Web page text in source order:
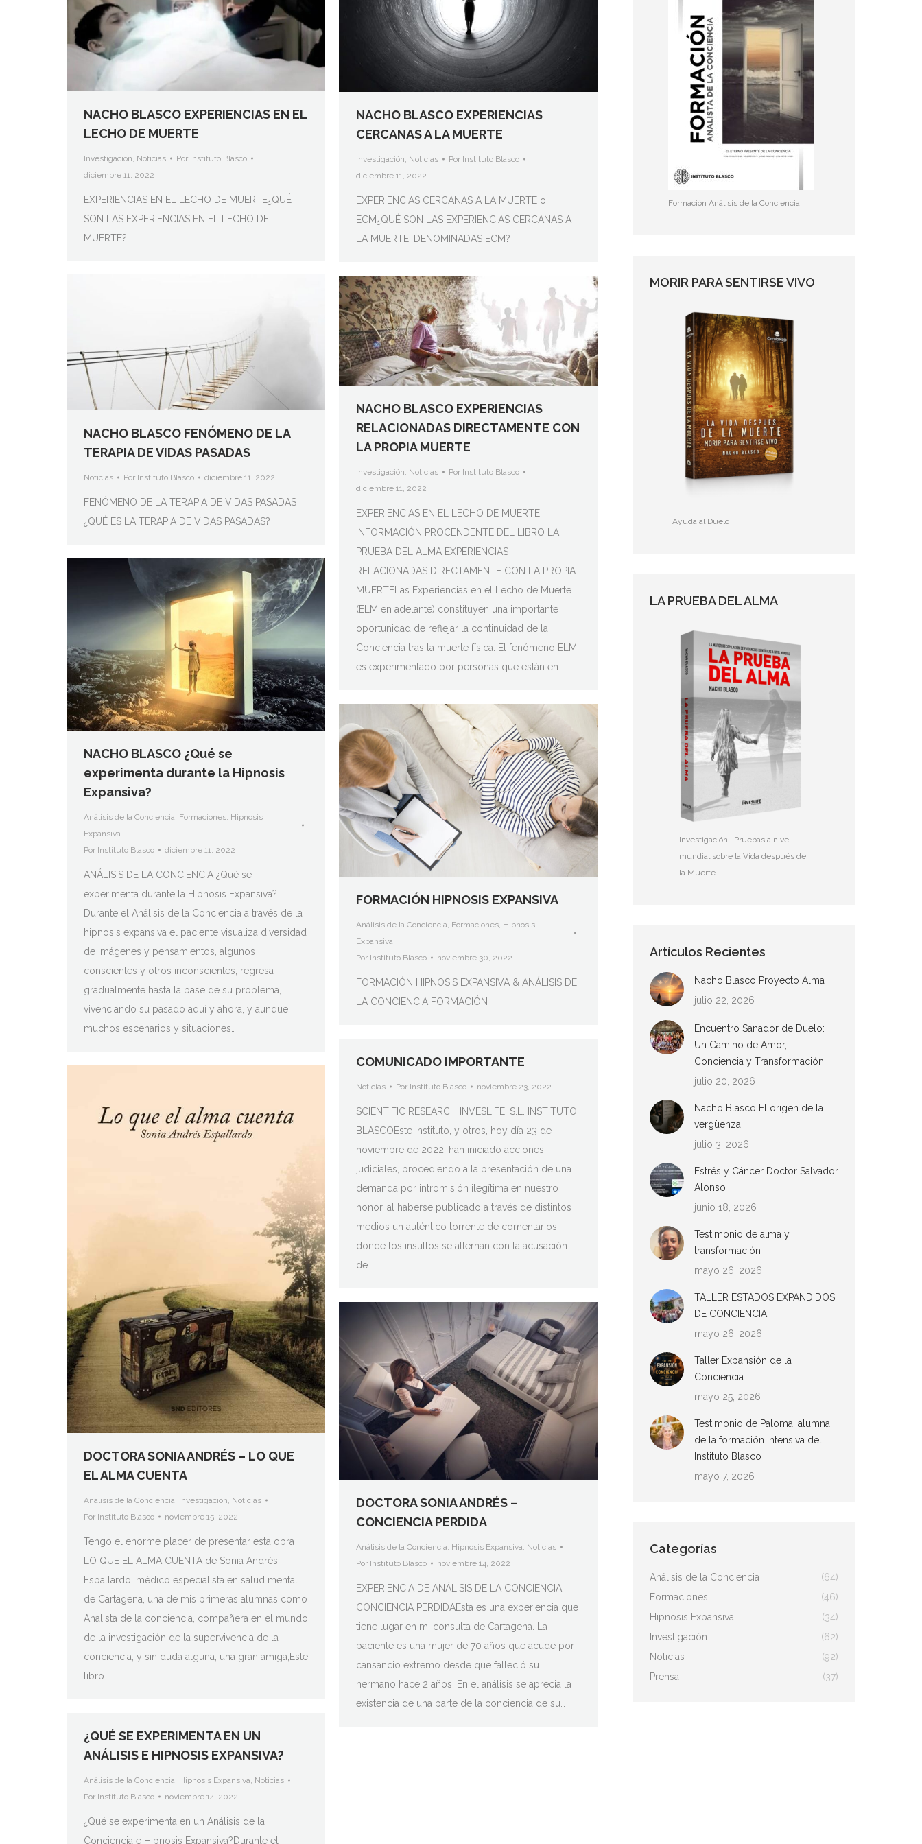
NACHO BLASCO EXPERIENCIAS EN EL
LECHO DE MUERTE
Investigación Noticias Por Instituto Blasco
diciembre 11, 2022
EXPERIENCIAS EN EL LECHO DE MUERTE¿QUÉ
SON LAS EXPERIENCIAS EN EL LECHO DE
MUERTE?
NACHO BLASCO EXPERIENCIAS
CERCANAS A LA MUERTE
Investigación, Noticias Por Instituto Blasco
diciembre 11, 2022
EXPERIENCIAS CERCANAS A LA MUERTE o
ECM¿QUÉ SON LAS EXPERIENCIAS CERCANAS A
LA MUERTE, DENOMINADAS ECM?
NACHO BLASCO FENÓMENO DE LA
TERAPIA DE VIDAS PASADAS
Noticias Por Instituto Blasco diciembre 11, 2022
FENÓMENO DE LA TERAPIA DE VIDAS PASADAS
¿QUÉ ES LA TERAPIA DE VIDAS PASADAS?
NACHO BLASCO EXPERIENCIAS
RELACIONADAS DIRECTAMENTE CON
LA PROPIA MUERTE
Investigación, Noticias Por Instituto Blasco
diciembre 11, 2022
EXPERIENCIAS EN EL LECHO DE MUERTE
INFORMACIÓN PROCENDENTE DEL LIBRO LA
PRUEBA DEL ALMA EXPERIENCIAS
RELACIONADAS DIRECTAMENTE CON LA PROPIA
MUERTELas Experiencias en el Lecho de Muerte
(ELM en adelante) constituyen una importante
oportunidad de reflejar la continuidad de la
Conciencia tras la muerte física. El fenómeno ELM
es experimentado por personas que están en…
NACHO BLASCO ¿Qué se
experimenta durante la Hipnosis
Expansiva?
Análisis de la Conciencia, Formaciones, Hipnosis
Expansiva
Por Instituto Blasco diciembre 11, 2022
ANÁLISIS DE LA CONCIENCIA ¿Qué se
experimenta durante la Hipnosis Expansiva?
Durante el Análisis de la Conciencia a través de la
hipnosis expansiva el paciente visualiza diversidad
de imágenes y pensamientos, algunos
conscientes y otros inconscientes, regresa
gradualmente hasta la base de su problema,
vivenciando su pasado aquí y ahora, y aunque
muchos escenarios y situaciones…
FORMACIÓN HIPNOSIS EXPANSIVA
Análisis de la Conciencia Formaciones Hipnosis
Expansiva
Por Instituto Blasco noviembre 30, 2022
FORMACIÓN HIPNOSIS EXPANSIVA & ANÁLISIS DE
LA CONCIENCIA FORMACIÓN
COMUNICADO IMPORTANTE
Noticias Por Instituto Blasco noviembre 23, 2022
SCIENTIFIC RESEARCH INVESLIFE, S.L. INSTITUTO
BLASCOEste Instituto, y otros, hoy día 23 de
noviembre de 2022, han iniciado acciones
judiciales, procediendo a la presentación de una
demanda por intromisión ilegítima en nuestro
honor, al haberse publicado a través de distintos
medios un auténtico torrente de comentarios,
donde los insultos se alternan con la acusación
de…
DOCTORA SONIA ANDRÉS – LO QUE
EL ALMA CUENTA
Análisis de la Conciencia Investigación Noticias
Por Instituto Blasco noviembre 15, 2022
Tengo el enorme placer de presentar esta obra
LO QUE EL ALMA CUENTA de Sonia Andrés
Espallardo, médico especialista en salud mental
de Cartagena, una de mis primeras alumnas como
Analista de la conciencia, compañera en el mundo
de la investigación de la supervivencia de la
conciencia, y sin duda alguna, una gran amiga,Este
libro…
DOCTORA SONIA ANDRÉS –
CONCIENCIA PERDIDA
Análisis de la Conciencia, Hipnosis Expansiva, Noticias
Por Instituto Blasco noviembre 14, 2022
EXPERIENCIA DE ANÁLISIS DE LA CONCIENCIA
CONCIENCIA PERDIDAEsta es una experiencia que
tiene lugar en mi consulta de Cartagena. La
paciente es una mujer de 70 años que acude por
cansancio extremo desde que falleció su
hermano hace 2 años. En el análisis se aprecia la
existencia de una parte de la conciencia de su…
¿QUÉ SE EXPERIMENTA EN UN
ANÁLISIS E HIPNOSIS EXPANSIVA?
Análisis de la Conciencia, Hipnosis Expansiva, Noticias
Por Instituto Blasco noviembre 14, 2022
¿Qué se experimenta en un Análisis de la
Conciencia e Hipnosis Expansiva?Durante el
Formación Análisis de la Conciencia
MORIR PARA SENTIRSE VIVO
Ayuda al Duelo
LA PRUEBA DEL ALMA
Investigación . Pruebas a nivel
mundial sobre la Vida después de
la Muerte.
Artículos Recientes
Nacho Blasco Proyecto Alma
julio 22, 2026
Encuentro Sanador de Duelo:
Un Camino de Amor,
Conciencia y Transformación
julio 20, 2026
Nacho Blasco El origen de la
vergüenza
julio 3, 2026
Estrés y Cáncer Doctor Salvador
Alonso
junio 18, 2026
Testimonio de alma y
transformación
mayo 26, 2026
TALLER ESTADOS EXPANDIDOS
DE CONCIENCIA
mayo 26, 2026
Taller Expansión de la
Conciencia
mayo 25, 2026
Testimonio de Paloma, alumna
de la formación intensiva del
Instituto Blasco
mayo 7, 2026
Categorías
Análisis de la Conciencia
(64)
Formaciones
(46)
Hipnosis Expansiva
(34)
Investigación
(62)
Noticias
(92)
Prensa
(37)